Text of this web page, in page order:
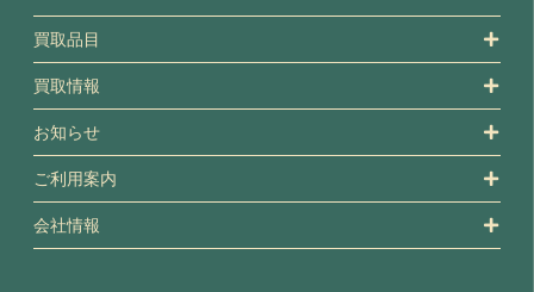
買取品目
買取情報
お知らせ
ご利用案内
会社情報